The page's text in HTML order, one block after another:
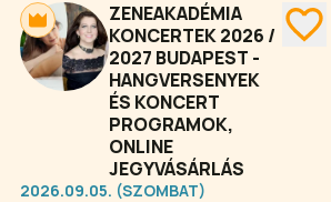
ZENEAKADÉMIA
KONCERTEK 2026 /
2027 BUDAPEST -
HANGVERSENYEK
ÉS KONCERT
PROGRAMOK,
ONLINE
JEGYVÁSÁRLÁS
2026.09.05. (SZOMBAT)